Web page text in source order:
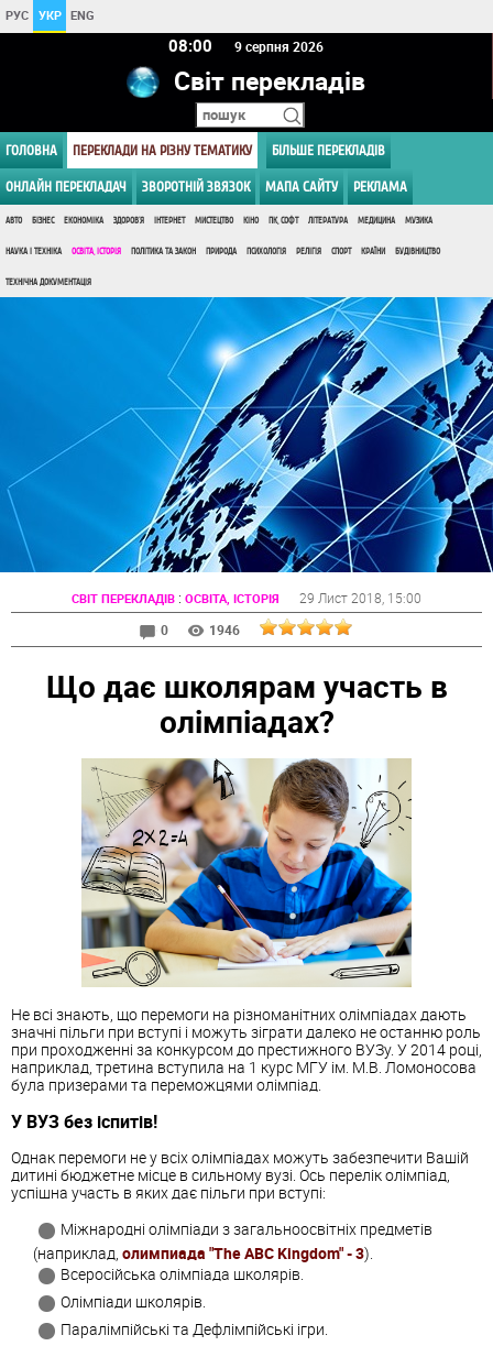
РУС УКР ENG
08:00 9 серпня 2026
Світ перекладів
ГОЛОВНА ПЕРЕКЛАДИ НА РІЗНУ ТЕМАТИКУ БІЛЬШЕ ПЕРЕКЛАДІВ
ОНЛАЙН ПЕРЕКЛАДАЧ ЗВОРОТНІЙ ЗВЯЗОК МАПА САЙТУ РЕКЛАМА
АВТО БІЗНЕС ЕКОНОМІКА ЗДОРОВ'Я ІНТЕРНЕТ МИСТЕЦТВО КІНО ПК, СОФТ ЛІТЕРАТУРА МЕДИЦИНА МУЗИКА
НАУКА І ТЕХНІКА ОСВІТА, ІСТОРІЯ ПОЛІТИКА ТА ЗАКОН ПРИРОДА ПСИХОЛОГІЯ РЕЛІГІЯ СПОРТ КРАЇНИ БУДІВНИЦТВО
ТЕХНІЧНА ДОКУМЕНТАЦІЯ
СВІТ ПЕРЕКЛАДІВ : ОСВІТА, ІСТОРІЯ 29 Лист 2018 , 15:00
0
1946
Що дає школярам участь в
олімпіадах?
Не всі знають, що перемоги на різноманітних олімпіадах дають
значні пільги при вступі і можуть зіграти далеко не останню роль
при проходженні за конкурсом до престижного ВУЗу. У 2014 році,
наприклад, третина вступила на 1 курс МГУ ім. М.В. Ломоносова
була призерами та переможцями олімпіад.
У ВУЗ без іспитів!
Однак перемоги не у всіх олімпіадах можуть забезпечити Вашій
дитині бюджетне місце в сильному вузі. Ось перелік олімпіад,
успішна участь в яких дає пільги при вступі:
Міжнародні олімпіади з загальноосвітніх предметів
(наприклад, олимпиада "The ABC Kingdom" - 3).
Всеросійська олімпіада школярів.
Олімпіади школярів.
Паралімпійські та Дефлімпійські ігри.